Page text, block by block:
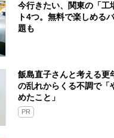
今行きたい、関東の「工
ト4つ。無料で楽しめる
題も
飯島直子さんと考える更
の乱れからくる不調で「
めたこと」
PR